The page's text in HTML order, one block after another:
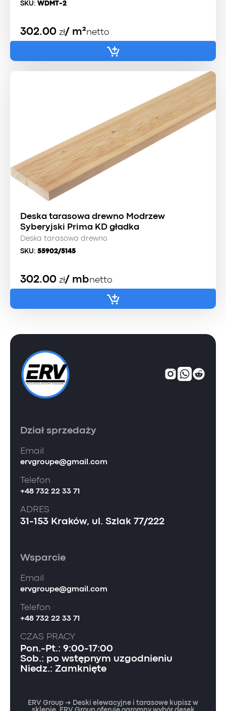
SKU: WDMT-2
302.00 zł/ m²netto
Deska tarasowa drewno Modrzew
Syberyjski Prima KD gładka
Deska tarasowa drewno
SKU: 55902/5145
302.00 zł/ mbnetto
Dział sprzedaży
Email
ervgroupe@gmail.com
Telefon
+48 732 22 33 71
ADRES
31-153 Kraków, ul. Szlak 77/222
Wsparcie
Email
ervgroupe@gmail.com
Telefon
+48 732 22 33 71
CZAS PRACY
Pon.-Pt.: 9:00-17:00
Sob.: po wstępnym uzgodnieniu
Niedz.: Zamknięte
ERV Group ➔ Deski elewacyjne i tarasowe kupisz w